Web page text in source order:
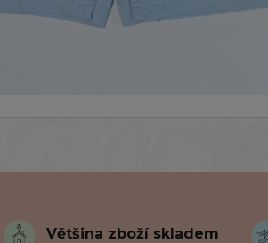
Většina zboží skladem